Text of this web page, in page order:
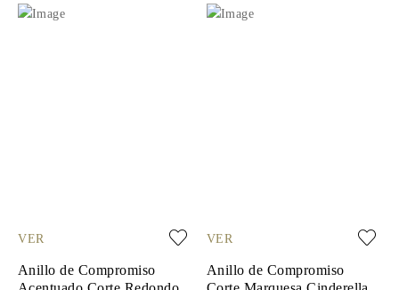
VER
Anillo de Compromiso
VER
Anillo de Compromiso